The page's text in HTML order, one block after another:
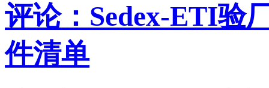
评论：Sedex-ETI验
件清单